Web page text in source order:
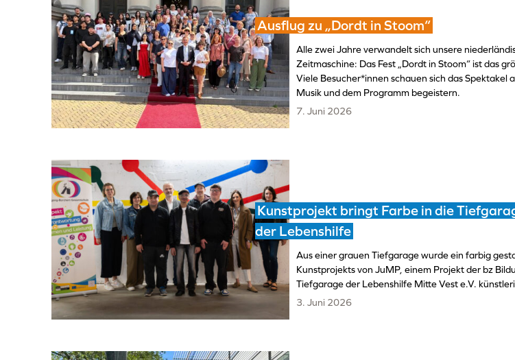
Ausflug zu „Dordt in Stoom“
Alle zwei Jahre verwandelt sich unsere
Zeitmaschine: Das Fest „Dordt in Stoom“ ist das
Viele Besucher*innen schauen sich das Spektakel
Musik und dem Programm begeistern.
7. Juni 2026
Kunstprojekt bringt Farbe in die
der Lebenshilfe
Aus einer grauen Tiefgarage wurde ein farbig
Kunstprojekts von JuMP, einem Projekt der bz
Tiefgarage der Lebenshilfe Mitte Vest e.V.
3. Juni 2026